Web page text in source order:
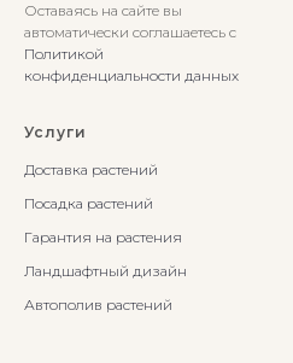
Оставаясь на сайте вы
автоматически соглашаетесь с
Политикой
конфиденциальности данных
Услуги
Доставка растений
Посадка растений
Гарантия на растения
Ландшафтный дизайн
Автополив растений